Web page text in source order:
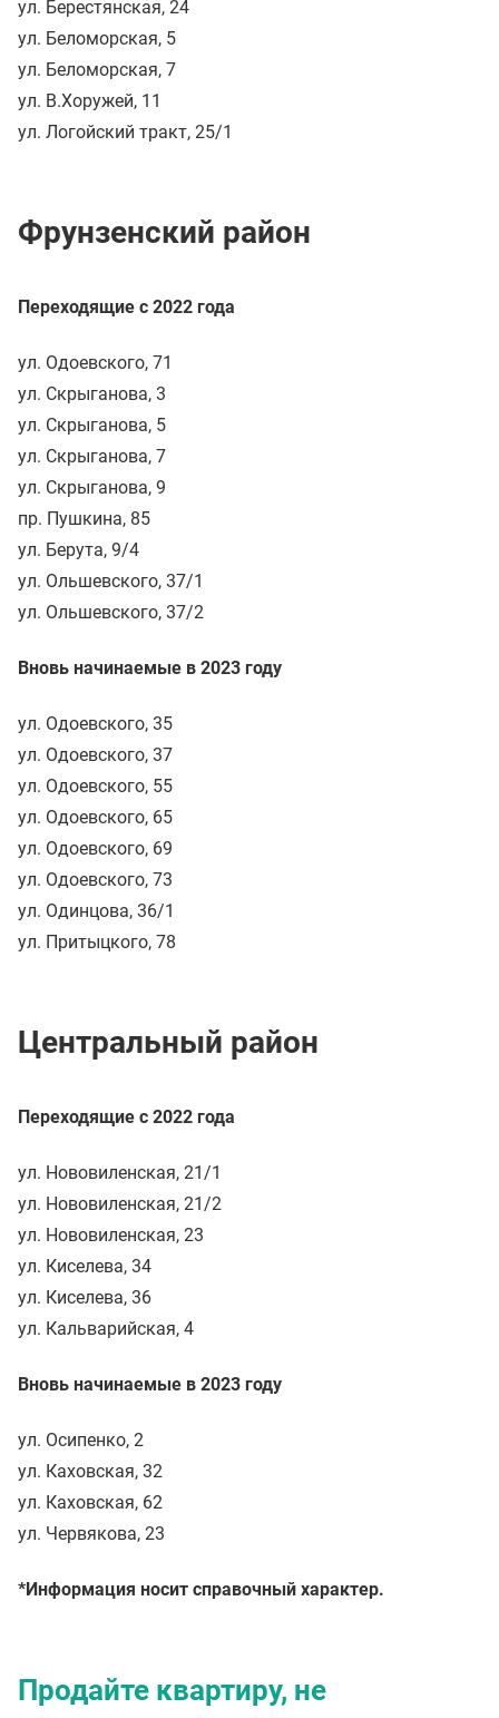
ул. Берестянская, 24
ул. Беломорская, 5
ул. Беломорская, 7
ул. В.Хоружей, 11
ул. Логойский тракт, 25/1
Фрунзенский район
Переходящие с 2022 года
ул. Одоевского, 71
ул. Скрыганова, 3
ул. Скрыганова, 5
ул. Скрыганова, 7
ул. Скрыганова, 9
пр. Пушкина, 85
ул. Берута, 9/4
ул. Ольшевского, 37/1
ул. Ольшевского, 37/2
Вновь начинаемые в 2023 году
ул. Одоевского, 35
ул. Одоевского, 37
ул. Одоевского, 55
ул. Одоевского, 65
ул. Одоевского, 69
ул. Одоевского, 73
ул. Одинцова, 36/1
ул. Притыцкого, 78
Центральный район
Переходящие с 2022 года
ул. Нововиленская, 21/1
ул. Нововиленская, 21/2
ул. Нововиленская, 23
ул. Киселева, 34
ул. Киселева, 36
ул. Кальварийская, 4
Вновь начинаемые в 2023 году
ул. Осипенко, 2
ул. Каховская, 32
ул. Каховская, 62
ул. Червякова, 23
*Информация носит справочный характер.
Продайте квартиру, не